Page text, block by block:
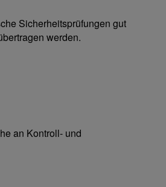
Sicherheitsprüfungen gut
werden.
an Kontroll- und